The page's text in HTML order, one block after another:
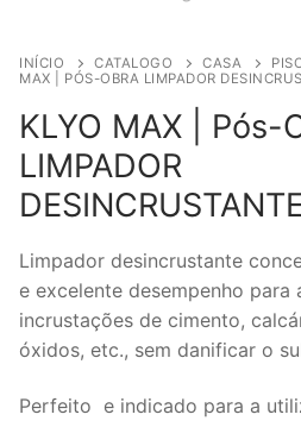
INÍCIO CATALOGO CASA
MAX | PÓS-OBRA LIMPADOR
KLYO MAX | Pós-
LIMPADOR
Limpador desincrustante
e excelente desempenho para
incrustações de cimento,
óxidos, etc., sem danificar o
Perfeito e indicado para a